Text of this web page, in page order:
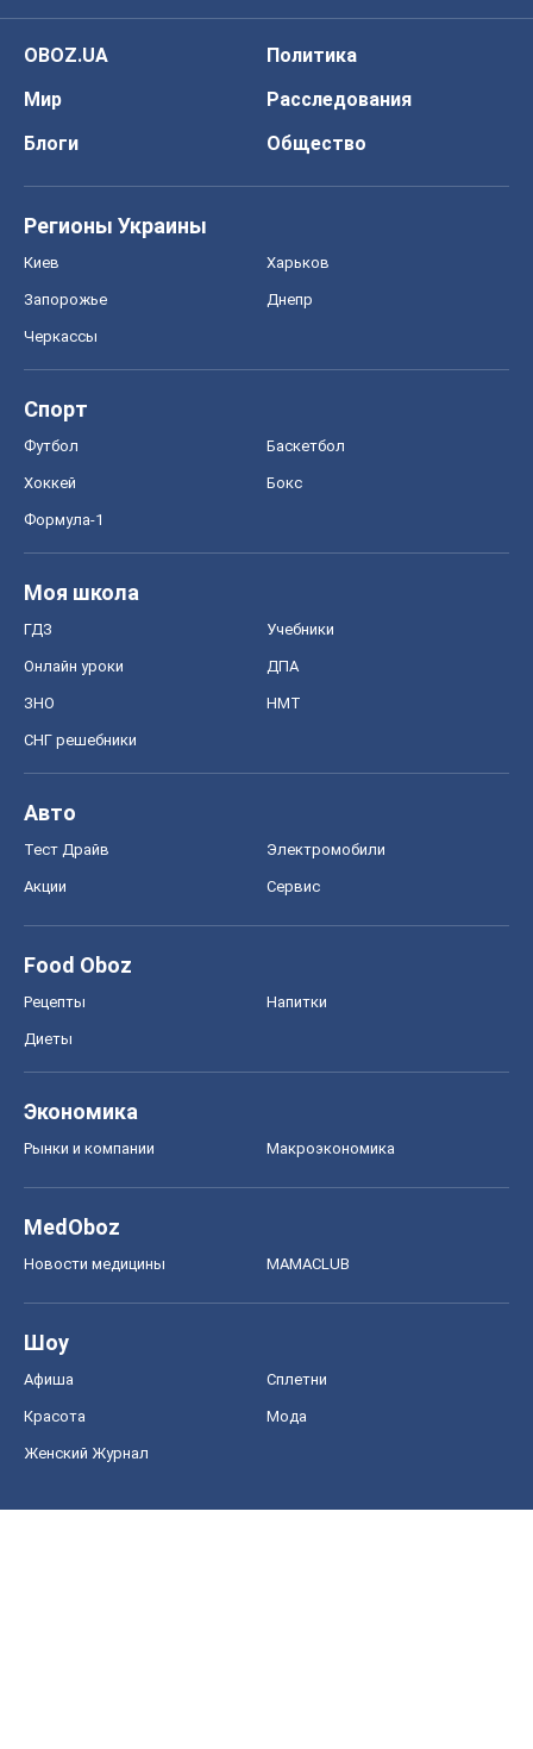
OBOZ.UA
Политика
Мир
Расследования
Блоги
Общество
Регионы Украины
Киев Харьков
Запорожье Днепр
Черкассы
Спорт
Футбол Баскетбол
Хоккей Бокс
Формула-1
Моя школа
ГДЗ Учебники
Онлайн уроки ДПА
ЗНО НМТ
СНГ решебники
Авто
Тест Драйв Электромобили
Акции Сервис
Food Oboz
Рецепты Напитки
Диеты
Экономика
Рынки и компании Mакроэкономика
MedOboz
Новости медицины MAMACLUB
Шоу
Афиша Сплетни
Красота Мода
Женский Журнал